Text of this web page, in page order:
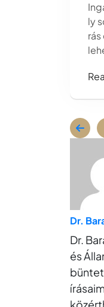
ly
Dr.
Dr.
és